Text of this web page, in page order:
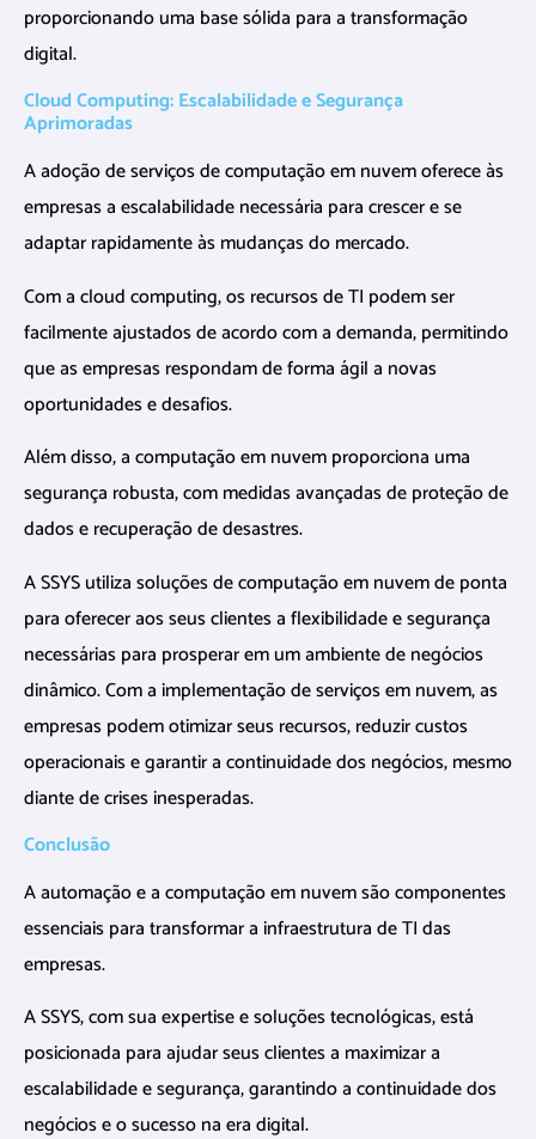
proporcionando uma base sólida para a transformação
digital.
Cloud Computing: Escalabilidade e Segurança
Aprimoradas
A adoção de serviços de computação em nuvem oferece às
empresas a escalabilidade necessária para crescer e se
adaptar rapidamente às mudanças do mercado.
Com a cloud computing, os recursos de TI podem ser
facilmente ajustados de acordo com a demanda, permitindo
que as empresas respondam de forma ágil a novas
oportunidades e desafios.
Além disso, a computação em nuvem proporciona uma
segurança robusta, com medidas avançadas de proteção de
dados e recuperação de desastres.
A SSYS utiliza soluções de computação em nuvem de ponta
para oferecer aos seus clientes a flexibilidade e segurança
necessárias para prosperar em um ambiente de negócios
dinâmico. Com a implementação de serviços em nuvem, as
empresas podem otimizar seus recursos, reduzir custos
operacionais e garantir a continuidade dos negócios, mesmo
diante de crises inesperadas.
Conclusão
A automação e a computação em nuvem são componentes
essenciais para transformar a infraestrutura de TI das
empresas.
A SSYS, com sua expertise e soluções tecnológicas, está
posicionada para ajudar seus clientes a maximizar a
escalabilidade e segurança, garantindo a continuidade dos
negócios e o sucesso na era digital.